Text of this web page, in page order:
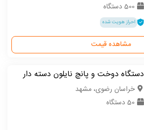
500 دستگاه
احراز هویت شده
مشاهده قیمت
دستگاه دوخت و پانچ نایلون دسته دار
خراسان رضوی، مشهد
50 دستگاه